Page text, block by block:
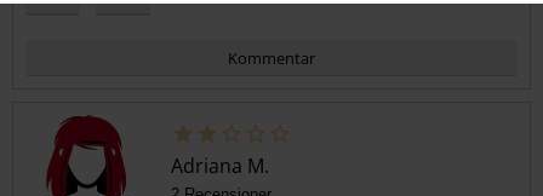
Kommentar
Adriana M.